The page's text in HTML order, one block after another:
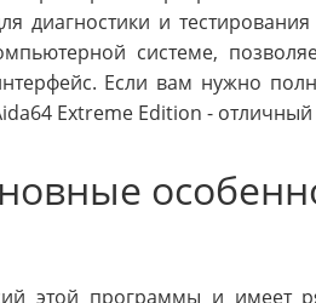
диагностики и
системе,
Если вам нужно
Extreme Edition -
этой программы и имеет